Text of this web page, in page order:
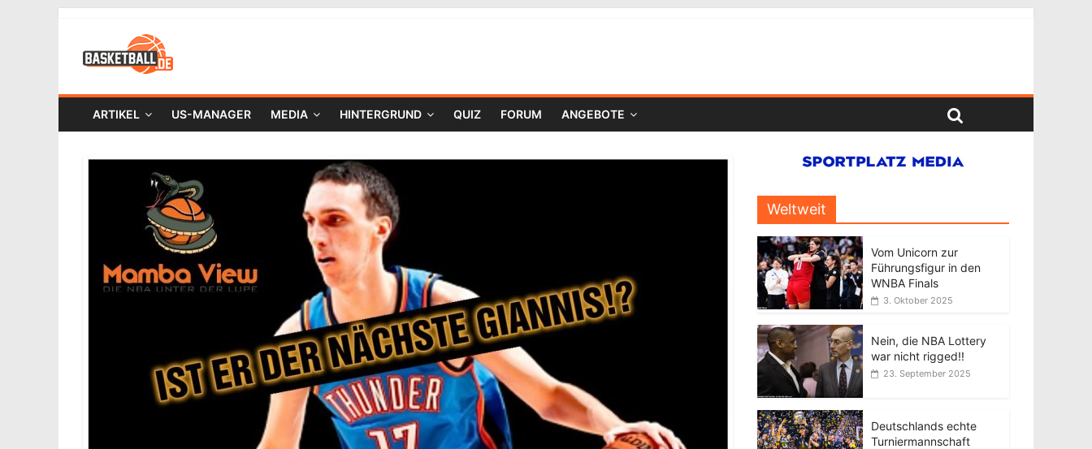
ARTIKEL US-MANAGER MEDIA HINTERGRUND QUIZ FORUM ANGEBOTE
Weltweit
Vom Unicorn zur
Führungsfigur in den
WNBA Finals
3. Oktober 2025
Nein, die NBA Lottery
war nicht rigged!!
23. September 2025
Deutschlands echte
Turniermannschaft